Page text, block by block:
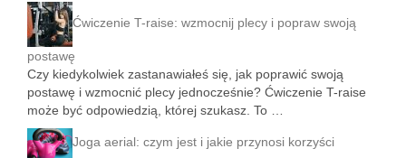
Ćwiczenie T-raise: wzmocnij plecy i popraw swoją
postawę
Czy kiedykolwiek zastanawiałeś się, jak poprawić swoją
postawę i wzmocnić plecy jednocześnie? Ćwiczenie T-raise
może być odpowiedzią, której szukasz. To …
Joga aerial: czym jest i jakie przynosi korzyści